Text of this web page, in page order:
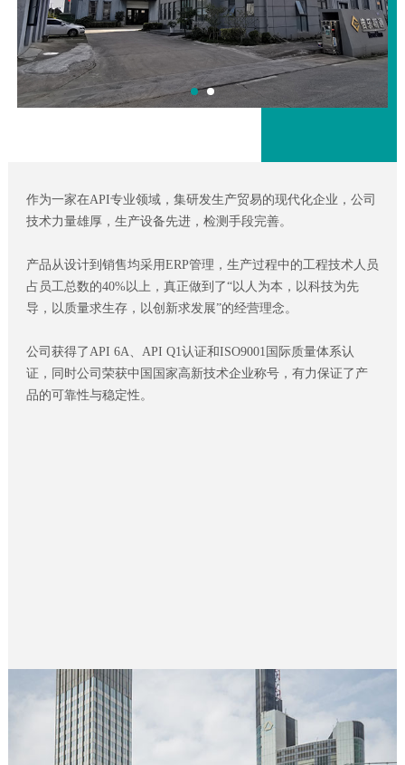
作为一家在API专业领域，集研发生产贸易的现代化企业，公司
技术力量雄厚，生产设备先进，检测手段完善。
产品从设计到销售均采用ERP管理，生产过程中的工程技术人员
占员工总数的40%以上，真正做到了“以人为本，以科技为先
导，以质量求生存，以创新求发展”的经营理念。
公司获得了API 6A、API Q1认证和ISO9001国际质量体系认
证，同时公司荣获中国国家高新技术企业称号，有力保证了产
品的可靠性与稳定性。